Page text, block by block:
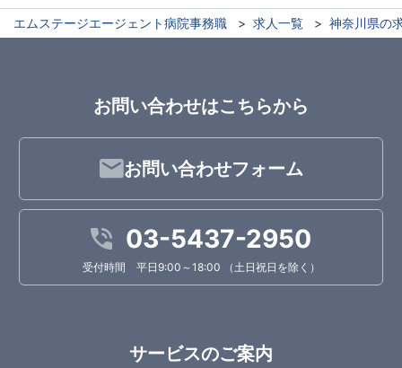
エムステージエージェント病院事務職 求人一覧 神奈川県の
お問い合わせはこちらから
お問い合わせフォーム
03-5437-2950
受付時間 平日9:00～18:00 （土日祝日を除く）
サービスのご案内